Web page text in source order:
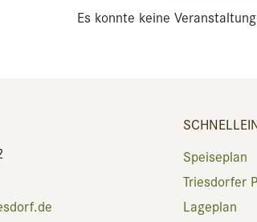
Es konnte keine
Speiseplan
Triesdorfer
Lageplan